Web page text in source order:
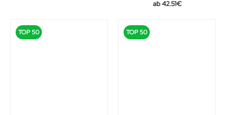
Original
42.51€Current
TOP 50 TOP 50